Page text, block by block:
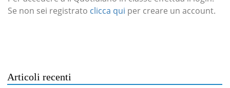
Se non sei registrato clicca qui per creare un account.
Articoli recenti